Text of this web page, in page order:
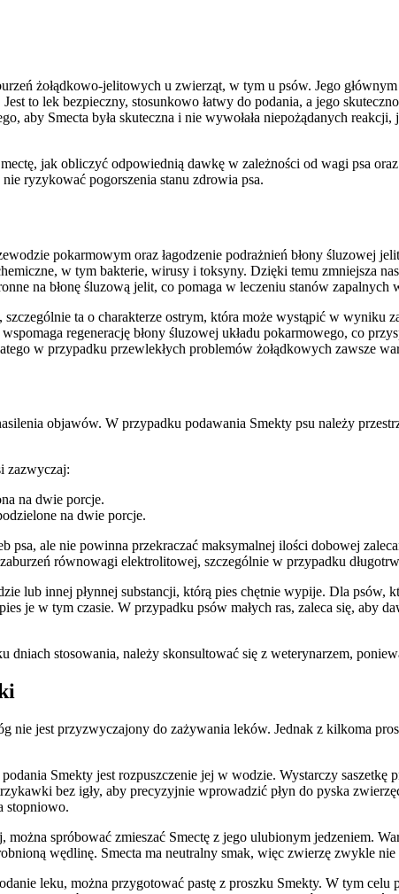
żołądkowo-jelitowych u zwierząt, w tym u psów. Jego
to lek bezpieczny, stosunkowo łatwy do podania, a jego
aby Smecta była skuteczna i nie wywołała niepożądanych
jak obliczyć odpowiednią dawkę w zależności od wagi psa
ryzykować pogorszenia stanu zdrowia psa.
pokarmowym oraz łagodzenie podrażnień błony śluzowej
w tym bakterie, wirusy i toksyny. Dzięki temu zmniejsza
na błonę śluzową jelit, co pomaga w leczeniu stanów
ta o charakterze ostrym, która może wystąpić w
regenerację błony śluzowej układu pokarmowego, co
w przypadku przewlekłych problemów żołądkowych zawsze
objawów. W przypadku podawania Smekty psu należy
zazwyczaj:
na dwie porcje.
na dwie porcje.
ale nie powinna przekraczać maksymalnej ilości dobowej
równowagi elektrolitowej, szczególnie w przypadku
lub innej płynnej substancji, którą pies chętnie wypije. Dla
je w tym czasie. W przypadku psów małych ras, zaleca się, aby
dniach stosowania, należy skonsultować się z weterynarzem,
nie jest przyzwyczajony do zażywania leków. Jednak z kilkoma
Smekty jest rozpuszczenie jej w wodzie. Wystarczy saszetkę
bez igły, aby precyzyjnie wprowadzić płyn do pyska
stopniowo.
można spróbować zmieszać Smectę z jego ulubionym jedzeniem.
wędlinę. Smecta ma neutralny smak, więc zwierzę zwykle
leku, można przygotować pastę z proszku Smekty. W tym